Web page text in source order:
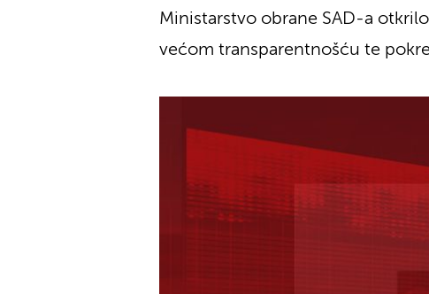
Ministarstvo obrane SAD-a
većom transparentnošću te